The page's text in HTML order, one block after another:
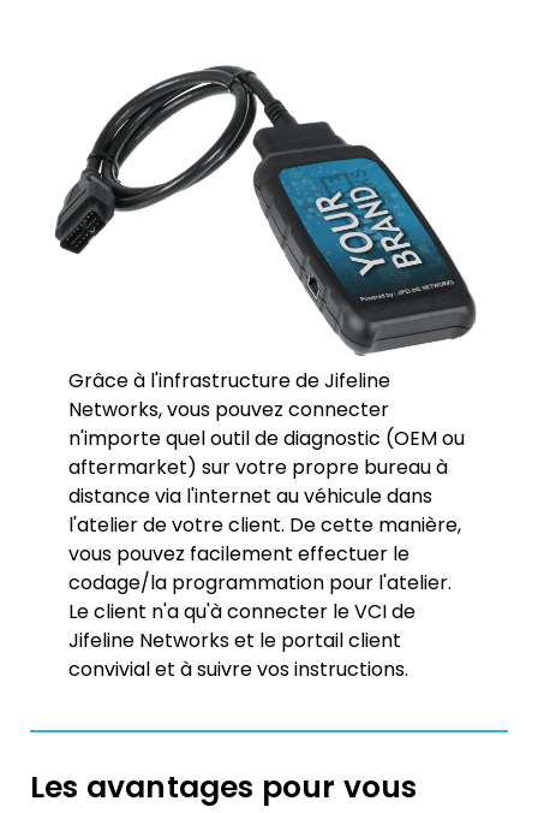
Grâce à l'infrastructure de Jifeline
Networks, vous pouvez connecter
n'importe quel outil de diagnostic (OEM ou
aftermarket) sur votre propre bureau à
distance via l'internet au véhicule dans
l'atelier de votre client. De cette manière,
vous pouvez facilement effectuer le
codage/la programmation pour l'atelier.
Le client n'a qu'à connecter le VCI de
Jifeline Networks et le portail client
convivial et à suivre vos instructions.
Les avantages pour vous